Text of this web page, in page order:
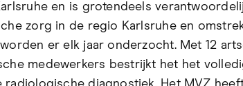
en is grotendeels
zorg in de regio Karlsruhe en
er elk jaar onderzocht. Met 12
medewerkers bestrijkt het het